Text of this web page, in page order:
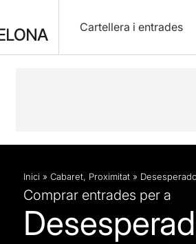
Cartellera i entrades
Descripció Fitxa artística Fotos i
Inici » Cabaret, Proximitat »
Comprar entrades per a